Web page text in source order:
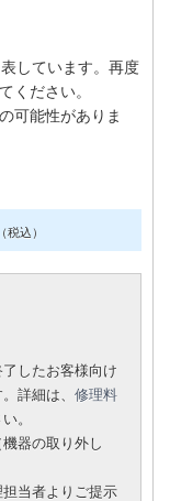
しています。再度
ください。
可能性がありま
（税込）
したお客様向け
詳細は、 修理料
。
器の取り外し
当者よりご提示